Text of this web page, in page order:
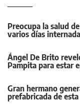
Preocupa la salud
varios días
Ángel De Brito
Pampita para estar
Gran hermano
prefabricada de